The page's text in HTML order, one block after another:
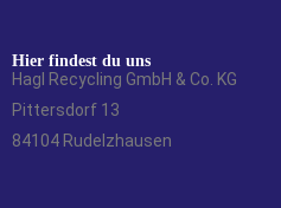
Hier findest du uns
Hagl Recycling GmbH & Co. KG
Pittersdorf 13
84104 Rudelzhausen